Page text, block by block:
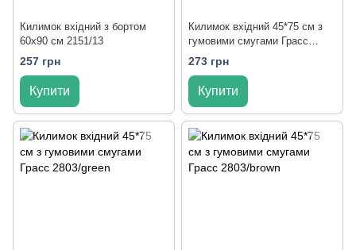
Килимок вхідний з бортом
60x90 см 2151/13
257 грн
Купити
Килимок вхідний 45*75 см з
гумовими смугами Грасс
2803/grey
273 грн
Купити